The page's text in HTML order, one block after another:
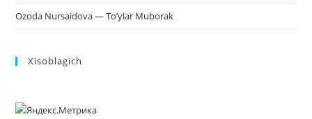
Ozoda Nursaidova — To’ylar Muborak
Xisoblagich